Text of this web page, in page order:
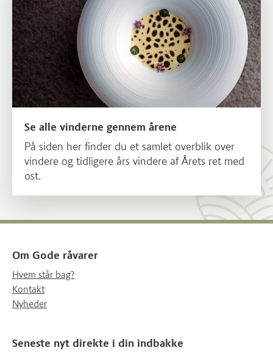
Se alle vinderne gennem årene
På siden her finder du et samlet overblik over
vindere og tidligere års vindere af Årets ret med
ost.
Om Gode råvarer
Hvem står bag?
Kontakt
Nyheder
Seneste nyt direkte i din indbakke